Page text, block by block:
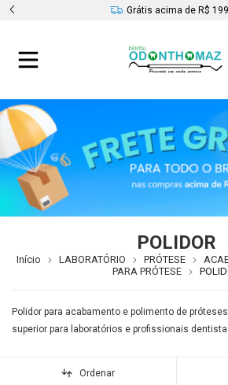
Grátis acima de R$
POLIDOR
Início LABORATÓRIO PRÓTESE
PARA PRÓTESE
Polidor para acabamento e polimento de
superior para laboratórios e profissionais
Ordenar